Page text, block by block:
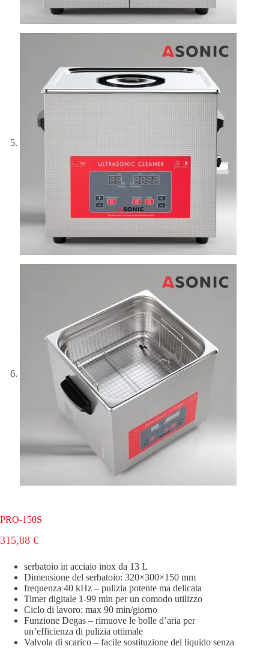
PRO-150S
315,88 €
serbatoio in acciaio inox da 13 L
Dimensione del serbatoio: 320×300×150 mm
frequenza 40 kHz – pulizia potente ma delicata
Timer digitale 1-99 min per un comodo utilizzo
Ciclo di lavoro: max 90 min/giorno
Funzione Degas – rimuove le bolle d’aria per
un’efficienza di pulizia ottimale
Valvola di scarico – facile sostituzione del liquido senza